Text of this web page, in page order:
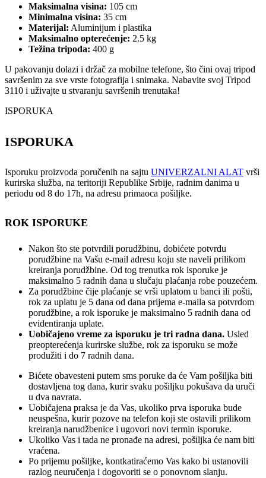
Maksimalna visina: 105 cm
Minimalna visina: 35 cm
Materijal: Aluminijum i plastika
Maksimalno opterećenje: 2.5 kg
Težina tripoda: 400 g
U pakovanju dolazi i držač za mobilne telefone, što čini ovaj tripod
savršenim za sve vrste fotografija i snimaka. Nabavite svoj Tripod
3110 i uživajte u stvaranju savršenih trenutaka!
ISPORUKA
ISPORUKA
Isporuku proizvoda poručenih na sajtu UNIVERZALNI ALAT vrši
kurirska služba, na teritoriji Republike Srbije, radnim danima u
periodu od 8 do 17h, na adresu primaoca pošiljke.
ROK ISPORUKE
Nakon što ste potvrdili porudžbinu, dobićete potvrdu
porudžbine na Vašu e-mail adresu koju ste naveli prilikom
kreiranja porudžbine. Od tog trenutka rok isporuke je
maksimalno 5 radnih dana u slučaju plaćanja robe pouzećem.
Za porudžbine čije plaćanje se vrši uplatom u banci ili pošti,
rok za uplatu je 5 dana od dana prijema e-maila sa potvrdom
porudžbine, a rok isporuke je maksimalno 5 radnih dana od
evidentiranja uplate.
Uobičajeno vreme za isporuku je tri radna dana. Usled
preopterećenja kurirske službe, rok za isporuku se može
produžiti i do 7 radnih dana.
Bićete obavesteni putem sms poruke da će Vam pošiljka biti
dostavljena tog dana, kurir svaku pošiljku pokušava da uruči
u dva navrata.
Uobičajena praksa je da Vas, ukoliko prva isporuka bude
neuspešna, kurir pozove na telefon koji ste ostavili prilikom
kreiranja narudžbenice i ugovori novi termin isporuke.
Ukoliko Vas i tada ne pronađe na adresi, pošiljka će nam biti
vraćena.
Po prijemu pošiljke, kontkatiraćemo Vas kako bi ustanovili
razlog neuručenja i dogovoriti se o ponovnom slanju.